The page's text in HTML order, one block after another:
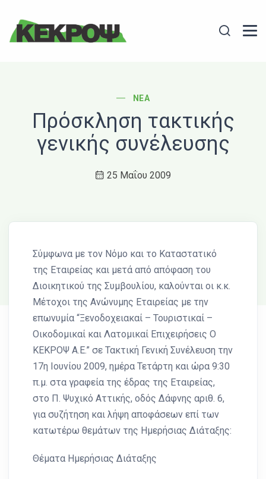
Header Logo Search
POST CATEGORY
ΝΈΑ
Πρόσκληση τακτικής
γενικής συνέλευσης
25 Μαΐου 2009
Σύμφωνα με τον Νόμο και το Καταστατικό
της Εταιρείας και μετά από απόφαση του
Διοικητικού της Συμβουλίου, καλούνται οι κ.κ.
Μέτοχοι της Ανώνυμης Εταιρείας με την
επωνυμία “Ξενοδοχειακαί – Τουριστικαί –
Οικοδομικαί και Λατομικαί Επιχειρήσεις Ο
ΚΕΚΡΟΨ Α.Ε.” σε Τακτική Γενική Συνέλευση την
17η Ιουνίου 2009, ημέρα Τετάρτη και ώρα 9:30
π.μ. στα γραφεία της έδρας της Εταιρείας,
στο Π. Ψυχικό Αττικής, οδός Δάφνης αριθ. 6,
για συζήτηση και λήψη αποφάσεων επί των
κατωτέρω θεμάτων της Ημερήσιας Διάταξης:
Θέματα Ημερήσιας Διάταξης